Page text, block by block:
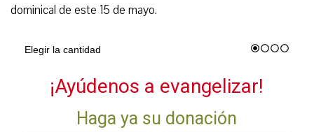
dominical de este 15 de mayo.